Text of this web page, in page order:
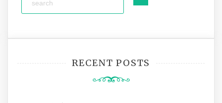
RECENT POSTS